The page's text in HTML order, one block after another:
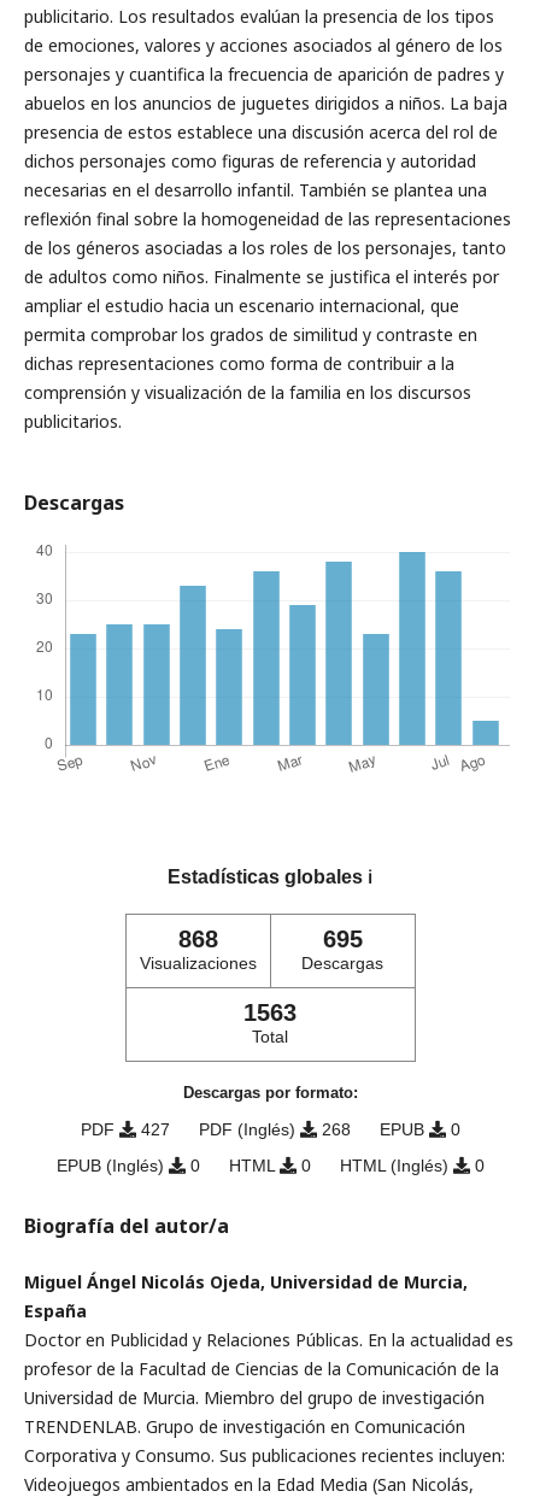
publicitario. Los resultados evalúan la presencia de los tipos
de emociones, valores y acciones asociados al género de los
personajes y cuantifica la frecuencia de aparición de padres y
abuelos en los anuncios de juguetes dirigidos a niños. La baja
presencia de estos establece una discusión acerca del rol de
dichos personajes como figuras de referencia y autoridad
necesarias en el desarrollo infantil. También se plantea una
reflexión final sobre la homogeneidad de las representaciones
de los géneros asociadas a los roles de los personajes, tanto
de adultos como niños. Finalmente se justifica el interés por
ampliar el estudio hacia un escenario internacional, que
permita comprobar los grados de similitud y contraste en
dichas representaciones como forma de contribuir a la
comprensión y visualización de la familia en los discursos
publicitarios.
Descargas
Estadísticas globales ℹ️
868
Visualizaciones
695
Descargas
1563
Total
Descargas por formato:
PDF 427 PDF (Inglés) 268 EPUB
0
EPUB (Inglés)
0 HTML 0 HTML (Inglés) 0
Biografía del autor/a
Miguel Ángel Nicolás Ojeda, Universidad de Murcia,
España
Doctor en Publicidad y Relaciones Públicas. En la actualidad es
profesor de la Facultad de Ciencias de la Comunicación de la
Universidad de Murcia. Miembro del grupo de investigación
TRENDENLAB. Grupo de investigación en Comunicación
Corporativa y Consumo. Sus publicaciones recientes incluyen:
Videojuegos ambientados en la Edad Media (San Nicolás,